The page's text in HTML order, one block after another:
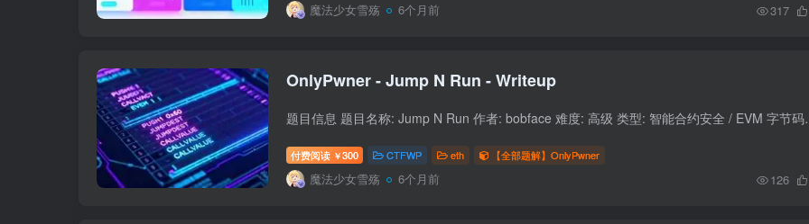
魔法少女雪殇 6个月前 317
OnlyPwner - Jump N Run - Writeup
题目信息 题目名称: Jump N Run 作
付费阅读 ￥300 CTFWP eth 【全部题解】OnlyPwner
魔法少女雪殇 6个月前 126